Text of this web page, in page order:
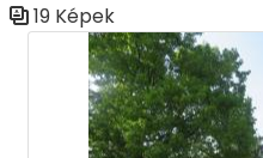
19 Képek
Médiatár